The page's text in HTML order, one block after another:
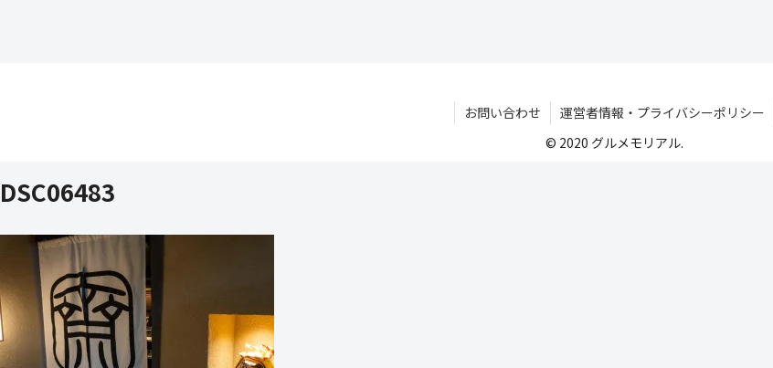
お問い合わせ
運営者情報・プライバシーポリシー
© 2020 グルメモリアル.
DSC06483